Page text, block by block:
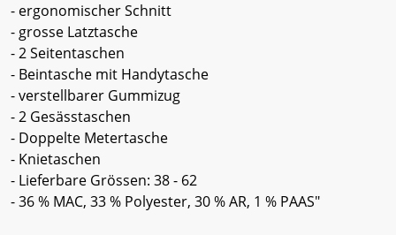
- ergonomischer Schnitt
- grosse Latztasche
- 2 Seitentaschen
- Beintasche mit Handytasche
- verstellbarer Gummizug
- 2 Gesässtaschen
- Doppelte Metertasche
- Knietaschen
- Lieferbare Grössen: 38 - 62
- 36 % MAC, 33 % Polyester, 30 % AR, 1 % PAAS"